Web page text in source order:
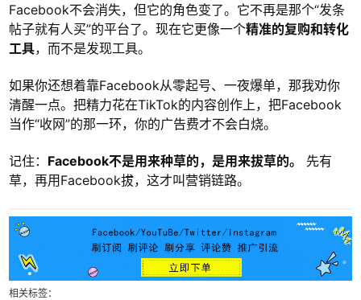
Facebook不会消失，但它的角色变了。它不再是那个“发条
帖子就有人买”的平台了。现在它更像一个精准的复购和转化
工具，而不是发现工具。
如果你还想着靠Facebook从零起号、一夜爆单，那我劝你
清醒一点。把精力花在TikTok的内容创作上，把Facebook
当作“收网”的那一环，你的广告费才不会白烧。
记住： Facebook不是用来种草的，是用来拔草的。
先有
草，再用Facebook拔，这才叫营销链路。
相关标签：